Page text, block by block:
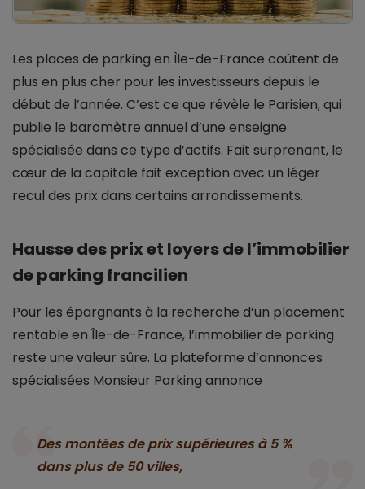
Les places de parking en Île-de-France coûtent de
plus en plus cher pour les investisseurs depuis le
début de l’année. C’est ce que révèle le Parisien, qui
publie le baromètre annuel d’une enseigne
spécialisée dans ce type d’actifs. Fait surprenant, le
cœur de la capitale fait exception avec un léger
recul des prix dans certains arrondissements.
Hausse des prix et loyers de l’immobilier
de parking francilien
Pour les épargnants à la recherche d’un placement
rentable en Île-de-France, l’immobilier de parking
reste une valeur sûre. La plateforme d’annonces
spécialisées Monsieur Parking annonce
Des montées de prix supérieures à 5 %
dans plus de 50 villes,